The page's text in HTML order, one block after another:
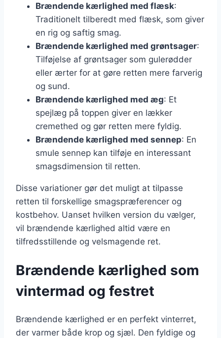
Brændende kærlighed med flæsk:
Traditionelt tilberedt med flæsk, som giver
en rig og saftig smag.
Brændende kærlighed med grøntsager:
Tilføjelse af grøntsager som gulerødder
eller ærter for at gøre retten mere farverig
og sund.
Brændende kærlighed med æg: Et
spejlæg på toppen giver en lækker
cremethed og gør retten mere fyldig.
Brændende kærlighed med sennep: En
smule sennep kan tilføje en interessant
smagsdimension til retten.
Disse variationer gør det muligt at tilpasse
retten til forskellige smagspræferencer og
kostbehov. Uanset hvilken version du vælger,
vil brændende kærlighed altid være en
tilfredsstillende og velsmagende ret.
Brændende kærlighed som
vintermad og festret
Brændende kærlighed er en perfekt vinterret,
der varmer både krop og sjæl. Den fyldige og